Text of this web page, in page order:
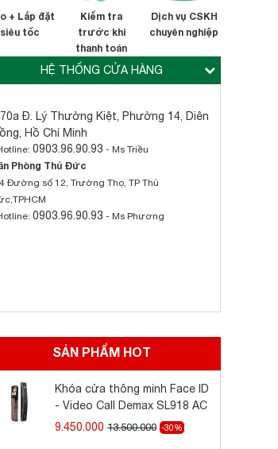
+ Lắp đặt
siêu tốc
Kiểm tra
trước khi
thanh toán
Dịch vụ CSKH
chuyên nghiệp
HỆ THỐNG CỬA HÀNG
Đ. Lý Thường Kiệt, Phường 14, Diên
Hồ Chí Minh
0903.96.90.93 - Ms Triều
Phòng Thủ Đức
Đường số 12, Trường Thọ, TP Thủ
0903.96.90.93 - Ms Phương
SẢN PHẨM HOT
Khóa cửa thông minh Face ID
- Video Call Demax SL918 AC
9.450.000 13.500.000 -30%